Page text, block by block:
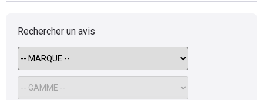
démarrer point positif : 5 vrais places silencieuse
Rechercher un avis